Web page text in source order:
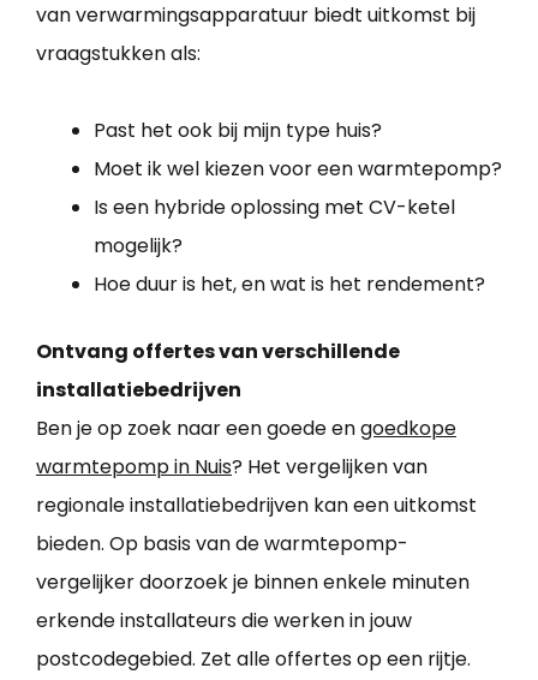
van verwarmingsapparatuur biedt uitkomst bij
vraagstukken als:
Past het ook bij mijn type huis?
Moet ik wel kiezen voor een warmtepomp?
Is een hybride oplossing met CV-ketel
mogelijk?
Hoe duur is het, en wat is het rendement?
Ontvang offertes van verschillende
installatiebedrijven
Ben je op zoek naar een goede engoedkope
warmtepomp in Nuis? Het vergelijken van
regionale installatiebedrijven kan een uitkomst
bieden. Op basis van de warmtepomp-
vergelijker doorzoek je binnen enkele minuten
erkende installateurs die werken in jouw
postcodegebied. Zet alle offertes op een rijtje.